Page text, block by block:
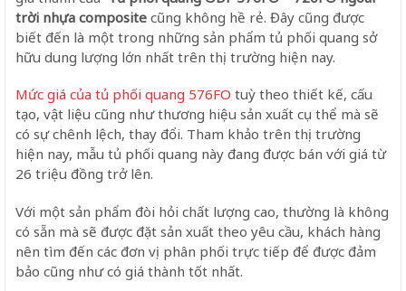
trời nhựa composite cũng không hề rẻ. Đây cũng được
biết đến là một trong những sản phẩm tủ phối quang sở
hữu dung lượng lớn nhất trên thị trường hiện nay.
Mức giá của tủ phối quang 576FO tuỳ theo thiết kế, cấu
tạo, vật liệu cũng như thương hiệu sản xuất cụ thể mà sẽ
có sự chênh lệch, thay đổi. Tham khảo trên thị trường
hiện nay, mẫu tủ phối quang này đang được bán với giá từ
26 triệu đồng trở lên.
Với một sản phẩm đòi hỏi chất lượng cao, thường là không
có sẵn mà sẽ được đặt sản xuất theo yêu cầu, khách hàng
nên tìm đến các đơn vị phân phối trực tiếp để được đảm
bảo cũng như có giá thành tốt nhất.